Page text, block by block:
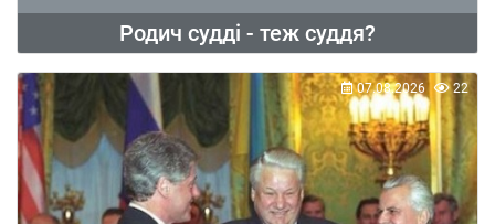
Родич судді - теж суддя?
07.08.2026 22